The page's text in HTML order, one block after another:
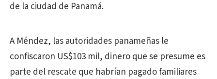
de la ciudad de Panamá.
A Méndez, las autoridades panameñas le
confiscaron US$103 mil, dinero que se presume es
parte del rescate que habrían pagado familiares